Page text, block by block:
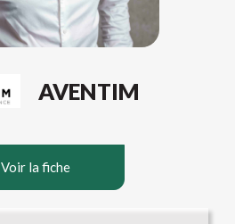
AVENTIM
Voir la fiche